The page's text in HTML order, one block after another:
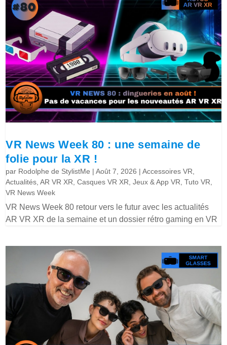
VR News Week 80 : une semaine de
folie pour la XR !
par Rodolphe de StylistMe |Août 7, 2026 |Accessoires VR
Actualités ,AR VR XR ,Casques VR XR ,Jeux & App VR ,Tuto VR
VR News Week
VR News Week 80 retour vers le futur avec les actualités
AR VR XR de la semaine et un dossier rétro gaming en VR